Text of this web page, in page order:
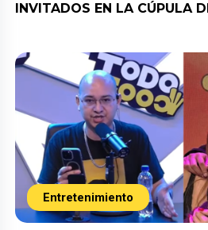
INVITADOS EN LA CÚPULA
Entretenimiento